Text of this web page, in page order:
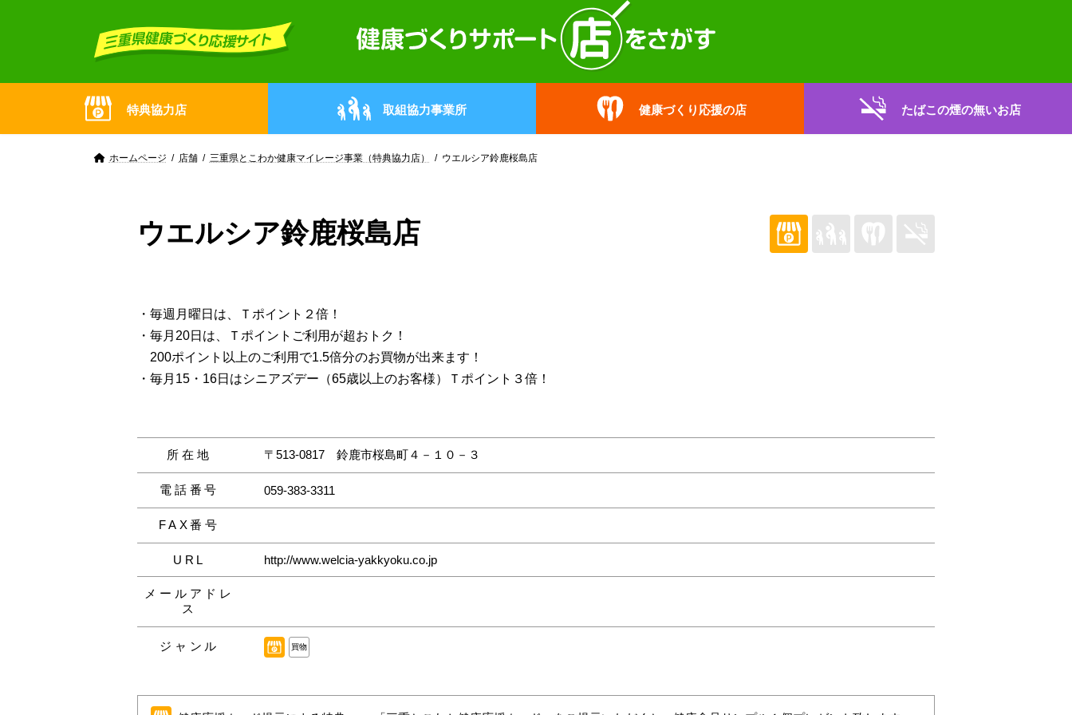
特典協力店 取組協力事業所 健康づくり応援の店 たばこの煙の無いお店
ホームページ 店舗 三重県とこわか健康マイレージ事業（特典協力店） ウエルシア鈴鹿桜島店
ウエルシア鈴鹿桜島店
・毎週月曜日は、Ｔポイント２倍！
・毎月20日は、Ｔポイントご利用が超おトク！
200ポイント以上のご利用で1.5倍分のお買物が出来ます！
・毎月15・16日はシニアズデー（65歳以上のお客様）Ｔポイント３倍！
所在地 〒513-0817 鈴鹿市桜島町４－１０－３
電話番号 059-383-3311
FAX番号
URL http://www.welcia-yakkyoku.co.jp
メールアドレ
ス
ジャンル 買物